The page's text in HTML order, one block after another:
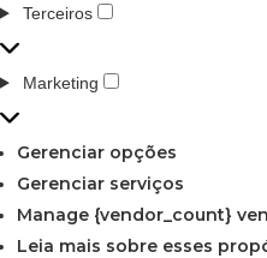
Terceiros
Marketing
Gerenciar opções
Gerenciar serviços
Manage {vendor_count}
Leia mais sobre esses